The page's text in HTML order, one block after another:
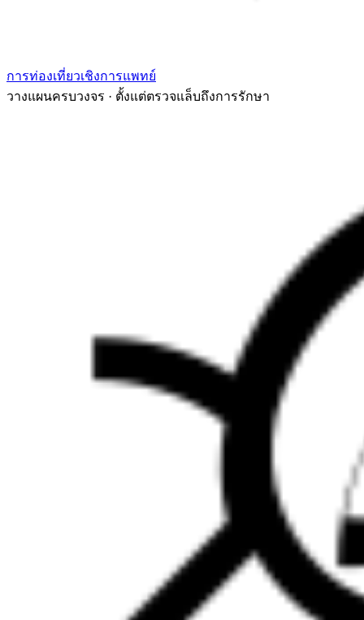
การท่องเที่ยวเชิงการแพทย์
วางแผนครบวงจร · ตั้งแต่ตรวจแล็บถึงการรักษา